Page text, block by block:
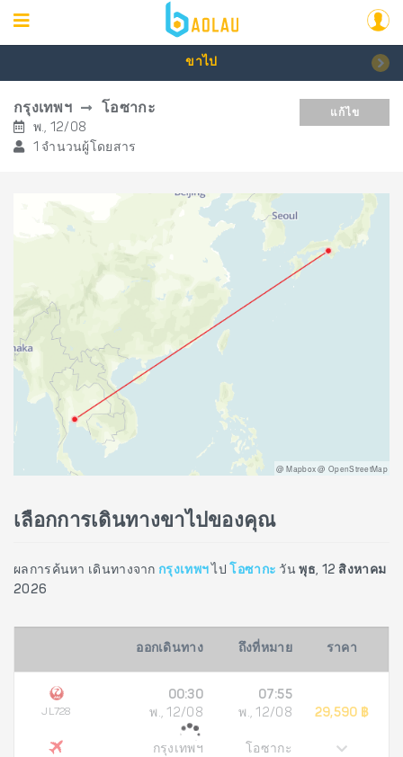
ขาไป
กรุงเทพฯ โอซากะ
พ., 12/08
1 จำนวนผู้โดยสาร
แก้ไข
@ Mapbox @ OpenStreetMap
เลือกการเดินทางขาไปของคุณ
ผลการค้นหา เดินทางจาก กรุงเทพฯ ไป โอซากะ วันพุธ, 12 สิงหาคม
2026
ออกเดินทาง ถึงที่หมาย ราคา
JL728
00:30
พ., 12/08
กรุงเทพฯ
07:55
พ., 12/08
โอซากะ
29,590 ฿